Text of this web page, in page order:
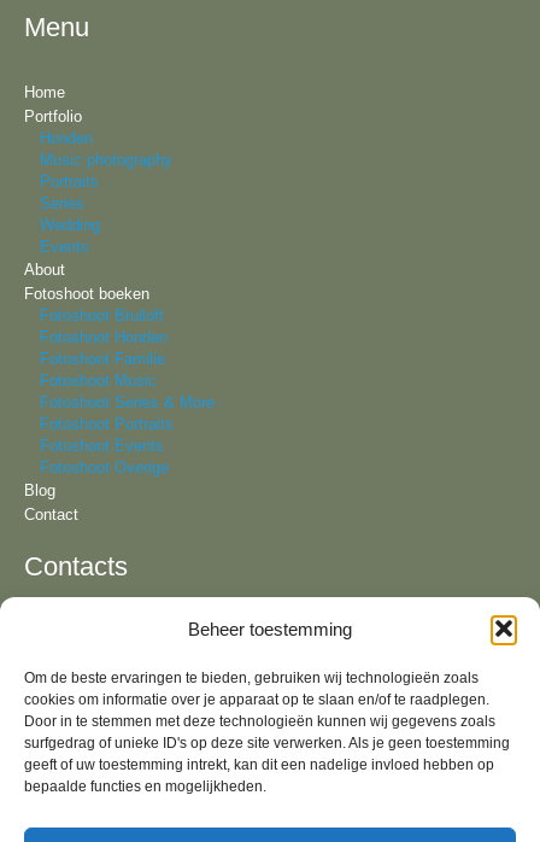
Beheer toestemming
Om de beste ervaringen te bieden, gebruiken wij technologieën zoals
cookies om informatie over je apparaat op te slaan en/of te raadplegen.
Door in te stemmen met deze technologieën kunnen wij gegevens zoals
surfgedrag of unieke ID's op deze site verwerken. Als je geen toestemming
geeft of uw toestemming intrekt, kan dit een nadelige invloed hebben op
bepaalde functies en mogelijkheden.
Menu
Home
Portfolio
Honden
Music photography
Portraits
Series
Wedding
Events
About
Fotoshoot boeken
Fotoshoot Bruiloft
Fotoshoot Honden
Fotoshoot Familie
Fotoshoot Music
Fotoshoot Series & More
Fotoshoot Portraits
Fotoshoot Events
Fotoshoot Overige
Blog
Contact
Contacts
Email:
Adres:
+31 6 81 57 94 55
info@lizavandeven.nl
Geldrop & fotostudio in Oirschot, Noord- Brabant
Algemene Voorwaarden